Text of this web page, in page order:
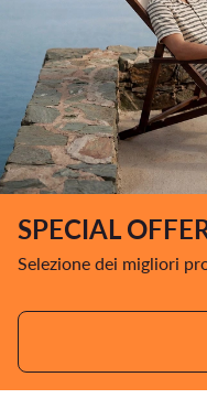
SPECIAL
Selezione dei migliori